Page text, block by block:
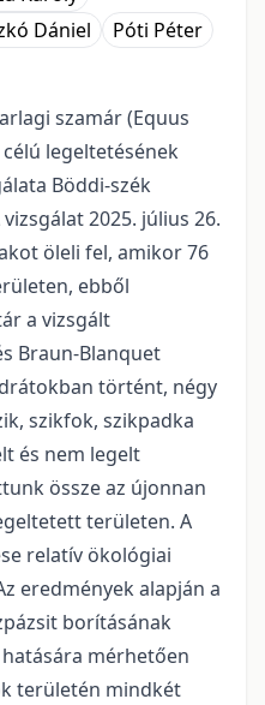
Dániel Póti Péter
szamár (Equus
legeltetésének
Böddi-szék
2025. július 26.
öleli fel, amikor 76
ebből
a vizsgált
Braun-Blanquet
történt, négy
szikfok, szikpadka
és nem legelt
össze az újonnan
területen. A
relatív ökológiai
eredmények alapján a
borításának
mérhetően
területén mindkét